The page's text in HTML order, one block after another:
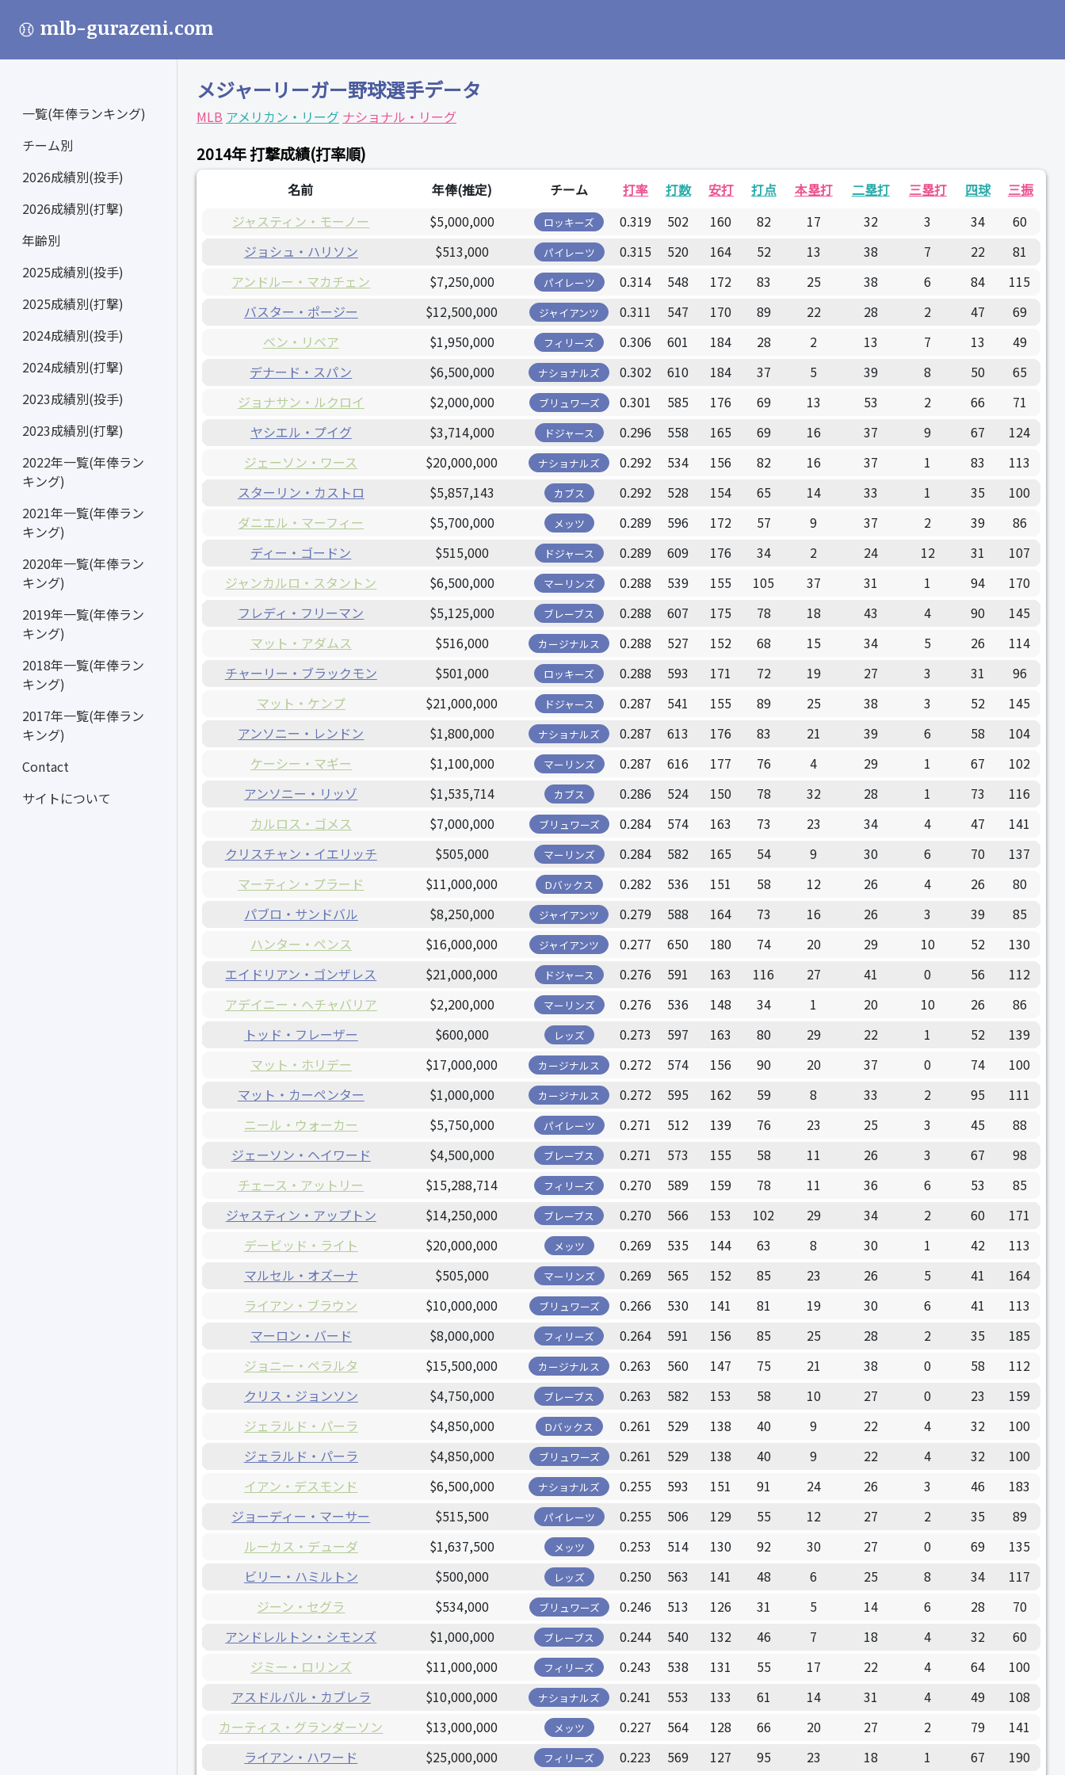
mlb-gurazeni.com
一覧(年俸ランキング)
チーム別
2026成績別(投手)
2026成績別(打撃)
年齢別
2025成績別(投手)
2025成績別(打撃)
2024成績別(投手)
2024成績別(打撃)
2023成績別(投手)
2023成績別(打撃)
2022年一覧(年俸ラン
キング)
2021年一覧(年俸ラン
キング)
2020年一覧(年俸ラン
キング)
2019年一覧(年俸ラン
キング)
2018年一覧(年俸ラン
キング)
2017年一覧(年俸ラン
キング)
Contact
サイトについて
メジャーリーガー野球選手データ
MLB アメリカン・リーグ ナショナル・リーグ
2014年 打撃成績(打率順)
名前 年俸(推定) チーム 打率 打数 安打 打点 本塁打 二塁打 三塁打 四球
三振
ジャスティン・モーノー
$5,000,000 ロッキーズ 0.319 502 160 82 17 32 3 34
60
ジョシュ・ハリソン
$513,000 パイレーツ 0.315 520 164 52 13 38 7 22
81
アンドルー・マカチェン
$7,250,000 パイレーツ 0.314 548 172 83 25 38 6 84
115
バスター・ポージー
$12,500,000 ジャイアンツ 0.311 547 170 89 22 28 2 47
69
ベン・リベア
$1,950,000 フィリーズ 0.306 601 184 28 2 13 7 13
49
デナード・スパン
$6,500,000 ナショナルズ 0.302 610 184 37 5 39 8 50
65
ジョナサン・ルクロイ
$2,000,000 ブリュワーズ 0.301 585 176 69 13 53 2 66
71
ヤシエル・プイグ
$3,714,000 ドジャース 0.296 558 165 69 16 37 9 67
124
ジェーソン・ワース
$20,000,000 ナショナルズ 0.292 534 156 82 16 37 1 83
113
スターリン・カストロ
$5,857,143 カブス 0.292 528 154 65 14 33 1 35
100
ダニエル・マーフィー
$5,700,000 メッツ 0.289 596 172 57 9 37 2 39
86
ディー・ゴードン
$515,000 ドジャース 0.289 609 176 34 2 24 12 31
107
ジャンカルロ・スタントン
$6,500,000 マーリンズ 0.288 539 155 105 37 31 1 94
170
フレディ・フリーマン
$5,125,000 ブレーブス 0.288 607 175 78 18 43 4 90
145
マット・アダムス
$516,000 カージナルス 0.288 527 152 68 15 34 5 26
114
チャーリー・ブラックモン
$501,000 ロッキーズ 0.288 593 171 72 19 27 3 31
96
マット・ケンプ
$21,000,000 ドジャース 0.287 541 155 89 25 38 3 52
145
アンソニー・レンドン
$1,800,000 ナショナルズ 0.287 613 176 83 21 39 6 58
104
ケーシー・マギー
$1,100,000 マーリンズ 0.287 616 177 76 4 29 1 67
102
アンソニー・リッゾ
$1,535,714 カブス 0.286 524 150 78 32 28 1 73
116
カルロス・ゴメス
$7,000,000 ブリュワーズ 0.284 574 163 73 23 34 4 47
141
クリスチャン・イエリッチ
$505,000 マーリンズ 0.284 582 165 54 9 30 6 70
137
マーティン・プラード
$11,000,000 Dバックス 0.282 536 151 58 12 26 4 26
80
パブロ・サンドバル
$8,250,000 ジャイアンツ 0.279 588 164 73 16 26 3 39
85
ハンター・ペンス
$16,000,000 ジャイアンツ 0.277 650 180 74 20 29 10 52
130
エイドリアン・ゴンザレス
$21,000,000 ドジャース 0.276 591 163 116 27 41 0 56
112
アデイニー・ヘチャバリア
$2,200,000 マーリンズ 0.276 536 148 34 1 20 10 26
86
トッド・フレーザー
$600,000 レッズ 0.273 597 163 80 29 22 1 52
139
マット・ホリデー
$17,000,000 カージナルス 0.272 574 156 90 20 37 0 74
100
マット・カーペンター
$1,000,000 カージナルス 0.272 595 162 59 8 33 2 95
111
ニール・ウォーカー
$5,750,000 パイレーツ 0.271 512 139 76 23 25 3 45
88
ジェーソン・ヘイワード
$4,500,000 ブレーブス 0.271 573 155 58 11 26 3 67
98
チェース・アットリー
$15,288,714 フィリーズ 0.270 589 159 78 11 36 6 53
85
ジャスティン・アップトン
$14,250,000 ブレーブス 0.270 566 153 102 29 34 2 60
171
デービッド・ライト
$20,000,000 メッツ 0.269 535 144 63 8 30 1 42
113
マルセル・オズーナ
$505,000 マーリンズ 0.269 565 152 85 23 26 5 41
164
ライアン・ブラウン
$10,000,000 ブリュワーズ 0.266 530 141 81 19 30 6 41
113
マーロン・バード
$8,000,000 フィリーズ 0.264 591 156 85 25 28 2 35
185
ジョニー・ペラルタ
$15,500,000 カージナルス 0.263 560 147 75 21 38 0 58
112
クリス・ジョンソン
$4,750,000 ブレーブス 0.263 582 153 58 10 27 0 23
159
ジェラルド・パーラ
$4,850,000 Dバックス 0.261 529 138 40 9 22 4 32
100
ジェラルド・パーラ
$4,850,000 ブリュワーズ 0.261 529 138 40 9 22 4 32
100
イアン・デスモンド
$6,500,000 ナショナルズ 0.255 593 151 91 24 26 3 46
183
ジョーディー・マーサー
$515,500 パイレーツ 0.255 506 129 55 12 27 2 35
89
ルーカス・デューダ
$1,637,500 メッツ 0.253 514 130 92 30 27 0 69
135
ビリー・ハミルトン
$500,000 レッズ 0.250 563 141 48 6 25 8 34
117
ジーン・セグラ
$534,000 ブリュワーズ 0.246 513 126 31 5 14 6 28
70
アンドレルトン・シモンズ
$1,000,000 ブレーブス 0.244 540 132 46 7 18 4 32
60
ジミー・ロリンズ
$11,000,000 フィリーズ 0.243 538 131 55 17 22 4 64
100
アスドルバル・カブレラ
$10,000,000 ナショナルズ 0.241 553 133 61 14 31 4 49
108
カーティス・グランダーソン
$13,000,000 メッツ 0.227 564 128 66 20 27 2 79
141
ライアン・ハワード
$25,000,000 フィリーズ 0.223 569 127 95 23 18 1 67 190